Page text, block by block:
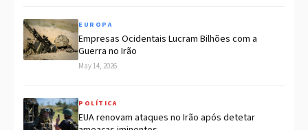
EUROPA
Empresas Ocidentais Lucram Bilhões com a
Guerra no Irão
May 14, 2026
POLÍTICA
EUA renovam ataques no Irão após detetar